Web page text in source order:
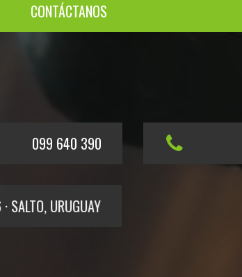
CONTÁCTANOS
099 640 390
SALTO, URUGUAY